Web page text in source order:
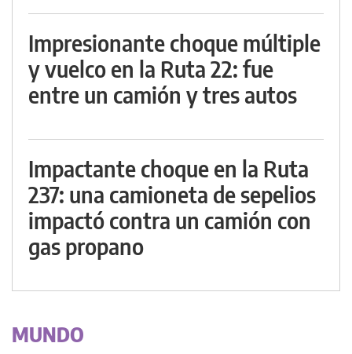
Impresionante choque múltiple
y vuelco en la Ruta 22: fue
entre un camión y tres autos
Impactante choque en la Ruta
237: una camioneta de sepelios
impactó contra un camión con
gas propano
MUNDO